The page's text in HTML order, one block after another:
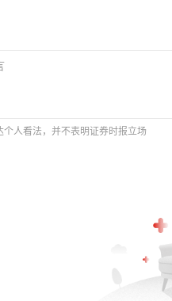
个人看法，并不表明证券时报立场